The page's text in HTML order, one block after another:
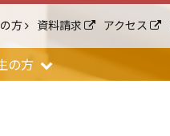
方 資料請求 アクセス
の方